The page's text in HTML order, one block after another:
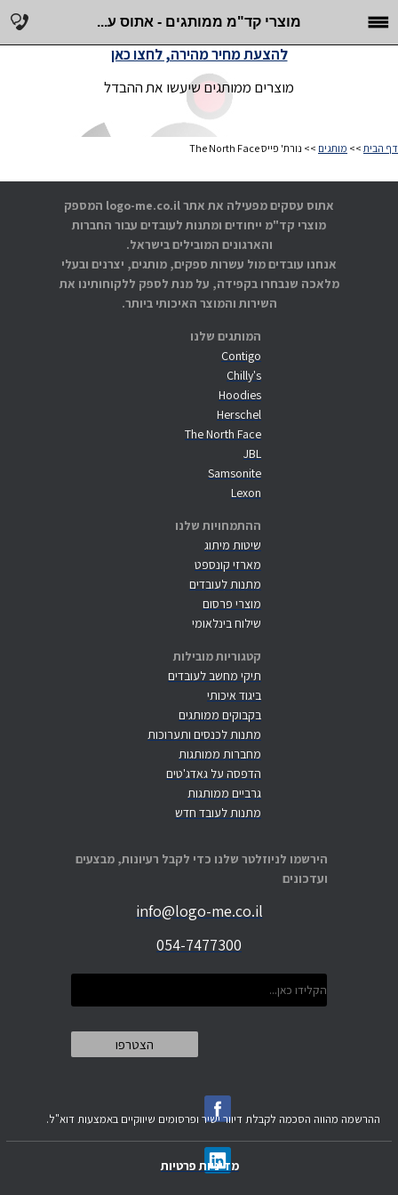
מוצרי קד"מ ממותגים - אתוס ע...
מוצרים ממותגים שיעשו את ההבדל
להצעת מחיר מהירה, לחצו כאן
דף הבית >> מותגים >> נורת' פייס The North Face
המותגים שלנו
Contigo
Chilly's
Hoodies
Herschel
The North Face
JBL
Samsonite
Lexon
ההתמחויות שלנו
שיטות מיתוג
מארזי קונספט
מתנות לעובדים
מוצרי פרסום
שילוח בינלאומי
קטגוריות מובילות
תיקי מחשב לעובדים
ביגוד איכותי
בקבוקים ממותגים
מתנות לכנסים ותערוכות
מחברות ממותגות
הדפסה על גאדג'טים
גרביים ממותגות
מתנות לעובד חדש
אתוס עסקים מפעילה את אתר logo-me.co.il המספק
מוצרי קד"מ ייחודים ומתנות לעובדים עבור החברות
והארגונים המובילים בישראל.
אנחנו עובדים מול עשרות ספקים, מותגים, יצרנים ובעלי
מלאכה שנבחרו בקפידה, על מנת לספק ללקוחותינו את
השירות והמוצר האיכותי ביותר.
הירשמו לניוזלטר שלנו כדי לקבל רעיונות, מבצעים
ועדכונים
info@logo-me.co.il
054-7477300
מדיניות פרטיות
ההרשמה מהווה הסכמה לקבלת דיוור ישיר ופרסומים שיווקיים באמצעות דוא"ל.